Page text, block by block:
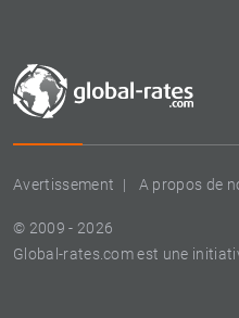
Avertissement A propos de
© 2009 - 2026
Global-rates.com est une